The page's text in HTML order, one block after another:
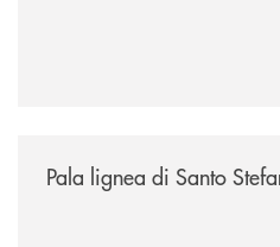
Pala lignea di Santo